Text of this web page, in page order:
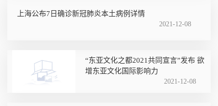
上海公布7日确诊新冠肺炎本土病例详情
2021-12-08
“东亚文化之都2021共同宣言”发布 欲
增东亚文化国际影响力
2021-12-08